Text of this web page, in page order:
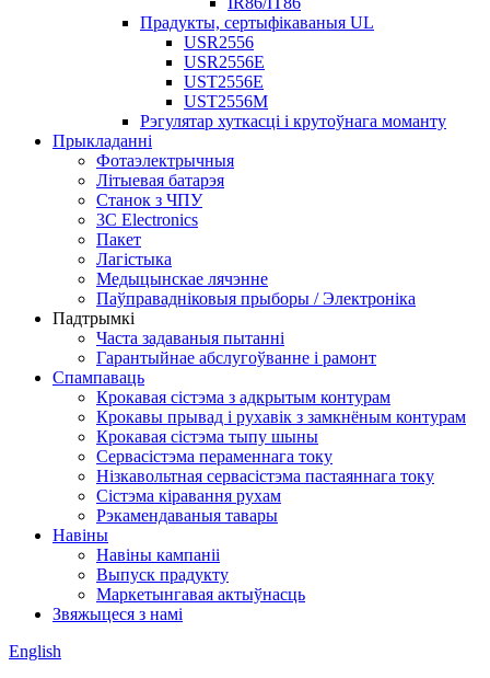
Прадукты, сертыфікаваныя UL
USR2556
USR2556E
UST2556E
UST2556M
Рэгулятар хуткасці і крутоўнага моманту
Прыкладанні
Фотаэлектрычныя
Літыевая батарэя
Станок з ЧПУ
3C Electronics
Пакет
Лагістыка
Медыцынскае лячэнне
Паўправадніковыя прыборы / Электроніка
Падтрымкі
Часта задаваныя пытанні
Гарантыйнае абслугоўванне і рамонт
Спампаваць
Крокавая сістэма з адкрытым контурам
Крокавы прывад і рухавік з замкнёным контурам
Крокавая сістэма тыпу шыны
Сервасістэма пераменнага току
Нізкавольтная сервасістэма пастаяннага току
Сістэма кіравання рухам
Рэкамендаваныя тавары
Навіны
Навіны кампаніі
Выпуск прадукту
Маркетынгавая актыўнасць
Звяжыцеся з намі
English